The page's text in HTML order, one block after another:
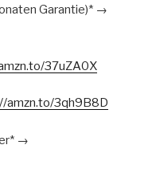
Garantie)* →
37uZA0X
amzn.to/3qh9B8D
→